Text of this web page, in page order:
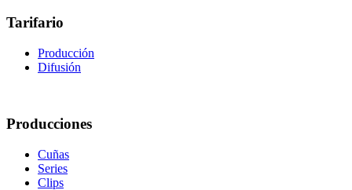
Tarifario
Producción
Difusión
Producciones
Cuñas
Series
Clips